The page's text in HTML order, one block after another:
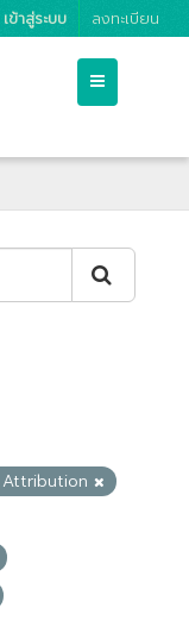
เข้าสู่ระบบ ลงทะเบียน